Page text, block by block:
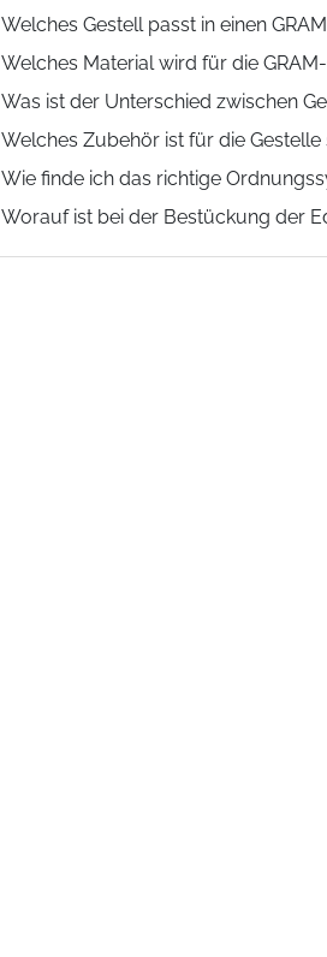
Welches Gestell passt in einen
Welches Material wird für die
Was ist der Unterschied zwischen
Welches Zubehör ist für die Gestelle
Wie finde ich das richtige
Worauf ist bei der Bestückung der